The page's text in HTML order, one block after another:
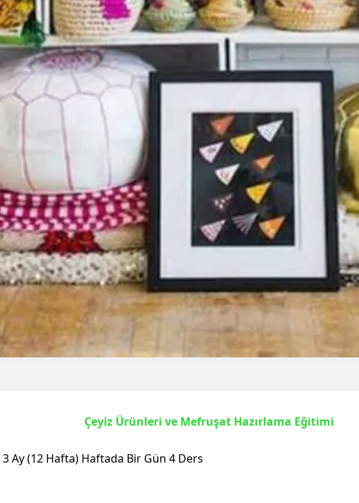
Çeyiz Ürünleri ve Mefruşat Hazırlama Eğitimi
3 Ay (12 Hafta) Haftada Bir Gün 4 Ders